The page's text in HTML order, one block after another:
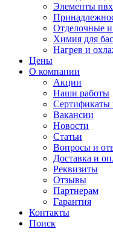
Элементы
Отделочные
Химия для
Нагрев и
Цены
О компании
Акции
Наши работы
Сертификаты
Вакансии
Новости
Статьи
Вопросы и
Доставка и
Реквизиты
Отзывы
Партнерам
Гарантия
Контакты
Поиск